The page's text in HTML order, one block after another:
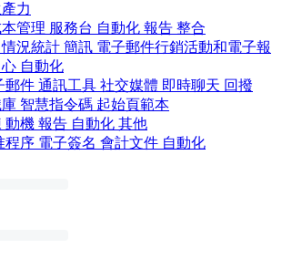
力
管理 服務台 自動化 報告 整合
況統計 簡訊 電子郵件行銷活動和電子報
自動化
郵件 通訊工具 社交媒體 即時聊天 回撥
智慧指令碼 起始頁範本
動機 報告 自動化 其他
程序 電子簽名 會計文件 自動化